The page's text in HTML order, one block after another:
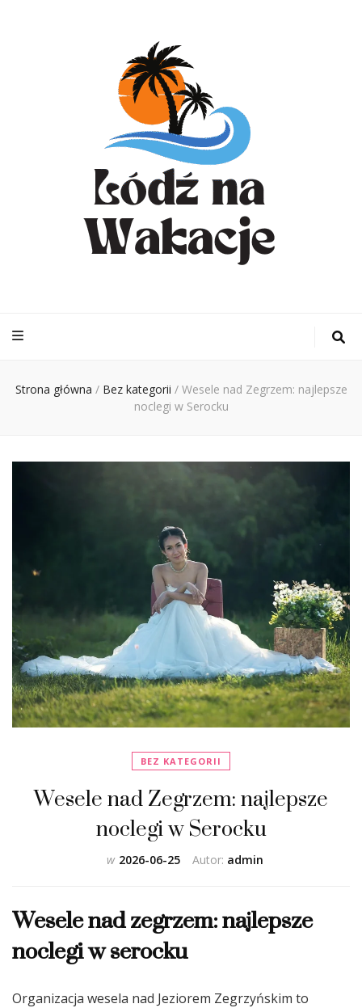
– Turystyka
Ciebie
Strona główna / Bez kategorii / Wesele nad Zegrzem: najlepsze
noclegi w Serocku
BEZ KATEGORII
Wesele nad Zegrzem: najlepsze
noclegi w Serocku
Autor: admin
w 2026-06-25
Wesele nad zegrzem: najlepsze
noclegi w serocku
Organizacja wesela nad Jeziorem Zegrzyńskim to